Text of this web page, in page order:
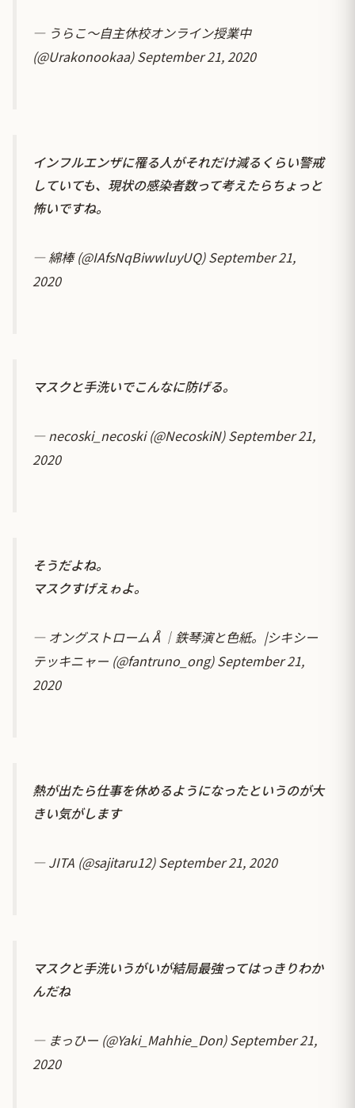
— うらこ〜自主休校オンライン授業中
(@Urakonookaa)September 21, 2020
インフルエンザに罹る人がそれだけ減るくらい警戒
していても、現状の感染者数って考えたらちょっと
怖いですね。
— 綿棒 (@IAfsNqBiwwluyUQ)September 21,
2020
マスクと手洗いでこんなに防げる。
— necoski_necoski (@NecoskiN)September 21,
2020
そうだよね。
マスクすげえゎよ。
— オングストロームÅ｜鉄琴演と色紙。|シキシー
テッキニャー (@fantruno_ong)September 21,
2020
熱が出たら仕事を休めるようになったというのが大
きい気がします
— JITA (@sajitaru12)September 21, 2020
マスクと手洗いうがいが結局最強ってはっきりわか
んだね
— まっひー (@Yaki_Mahhie_Don)September 21,
2020